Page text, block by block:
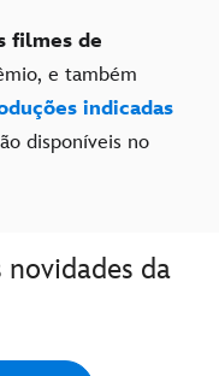
filmes de
e também
indicadas
disponíveis no
da